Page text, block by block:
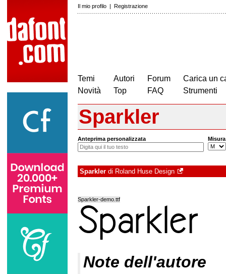
Il mio profilo | Registrazione
Temi
Novità
Autori
Top
Forum
FAQ
Carica un
Strumenti
Sparkler
Anteprima personalizzata Misura
Sparkler di Roland Huse Design
Sparkler-demo.ttf
Note dell'autore